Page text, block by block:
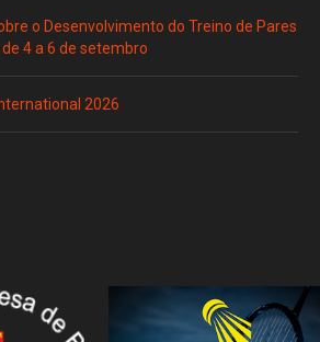
o Desenvolvimento do Treino de Pares
4 a 6 de setembro
2026